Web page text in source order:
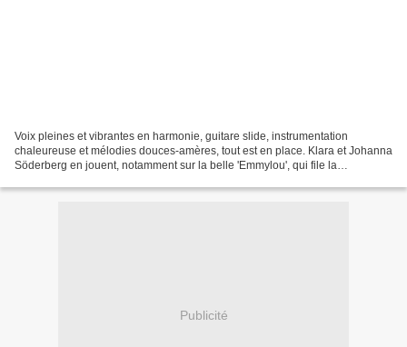
Voix pleines et vibrantes en harmonie, guitare slide, instrumentation
chaleureuse et mélodies douces-amères, tout est en place. Klara et Johanna
Söderberg en jouent, notamment sur la belle 'Emmylou', qui file la
Publicité